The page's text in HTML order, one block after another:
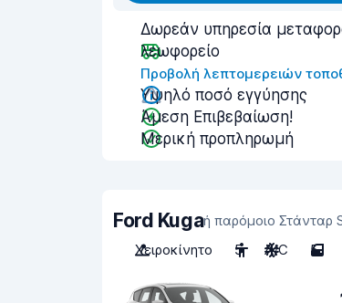
Δωρεάν υπηρεσία
λεωφορείο
Προβολή λεπτομερειών
Υψηλό ποσό εγγύησης
Άμεση Επιβεβαίωση!
Μερική προπληρωμή
Ford Kugaή παρόμοιο Στάνταρ
Χειροκίνητο
5 A/C 5